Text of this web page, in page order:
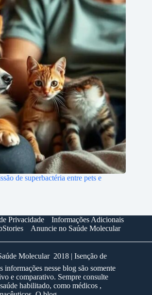
de superbactéria entre pets e
Privacidade
Informações Adicionais
Anuncie no Saúde Molecular
Molecular 2018 | Isenção de
informações nesse blog são somente
e comparativo. Sempre consulte
habilitado, como médicos ,